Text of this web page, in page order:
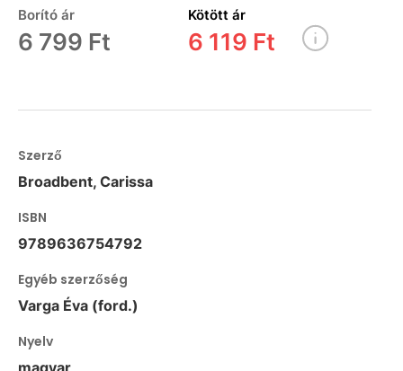
Borító ár
6 799 Ft
Kötött ár
6 119 Ft
Szerző
Broadbent, Carissa
ISBN
9789636754792
Egyéb szerzőség
Varga Éva (ford.)
Nyelv
magyar